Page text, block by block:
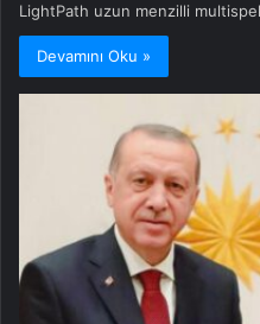
LightPath uzun menzilli
Devamını Oku »